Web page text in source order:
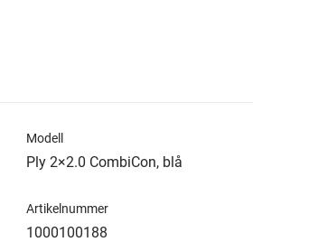
Modell
Ply 2×2.0 CombiCon, blå
Artikelnummer
1000100188